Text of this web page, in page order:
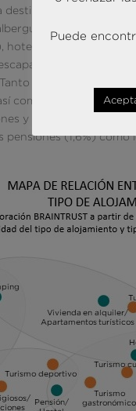
de naturaleza,
y hostels
hoteles (38,9%) pero
de tipo
para el turismo
como las pensiones y
y hostales (5,6%),
(1,6%) como
Puede